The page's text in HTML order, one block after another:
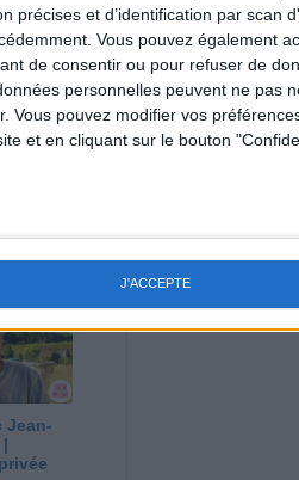
précises et d’identification par scan
Vous pouvez également
de consentir ou pour refuser de
personnelles peuvent ne pas
Vous pouvez modifier vos
et en cliquant sur le bouton
J'ACCEPTE
vidéo-
Jean-